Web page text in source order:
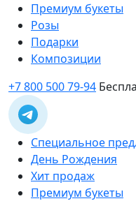
Премиум букеты
Розы
Подарки
Композиции
+7 800 500 79-94
Специальное
День Рождения
Хит продаж
Премиум букеты